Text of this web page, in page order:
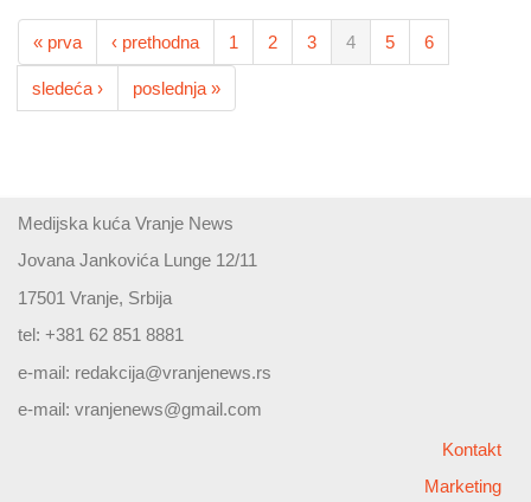
« prva ‹ prethodna 1 2 3 4 5 6
sledeća › poslednja »
Medijska kuća Vranje News
Jovana Jankovića Lunge 12/11
17501 Vranje, Srbija
tel: +381 62 851 8881
e-mail: redakcija@vranjenews.rs
e-mail: vranjenews@gmail.com
Kontakt
Marketing